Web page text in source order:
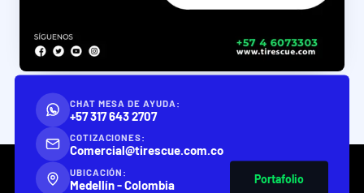
CHAT MESA DE AYUDA:
+57 317 643 2707
COTIZACIONES:
Comercial@tirescue.com.co
UBICACIÓN:
Medellín - Colombia Portafolio